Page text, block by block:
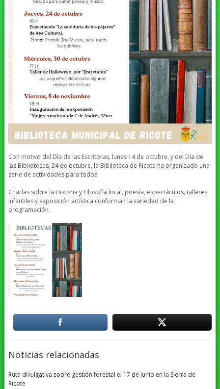
Con motivo del Día de las Escritoras, lunes 14 de octubre, y del Día de
las Bibliotecas, 24 de octubre, la Biblioteca de Ricote ha organizado una
serie de actividades para todos.
Charlas sobre la Historia y Filosofía local, poesía, espectáculos, talleres
infantiles y exposición artística conforman la variedad de la
programación.
Noticias relacionadas
Ruta divulgativa sobre gestión forestal el 17 de junio en la Sierra de
Ricote